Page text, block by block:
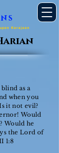
Kerajaan
as a
when you
it not evil?
Would
Would he
the Lord of
1:8